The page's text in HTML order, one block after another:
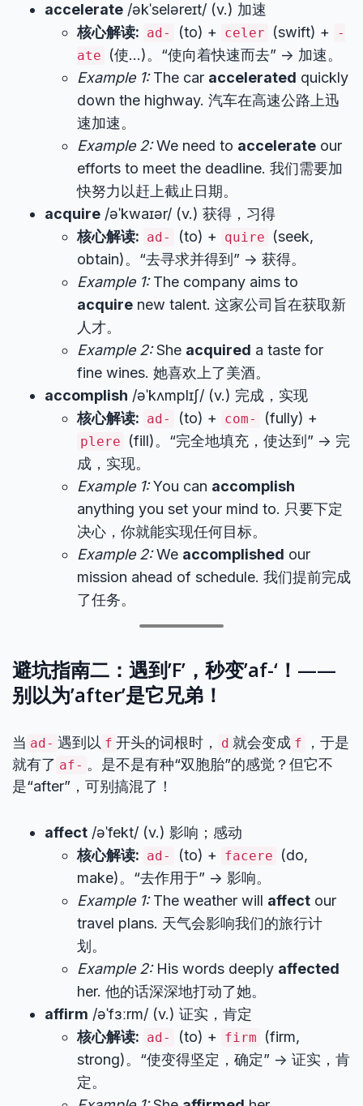
accelerate /əkˈseləreɪt/ (v.) 加速
核心解读: ad- (to) + celer (swift) +
-
ate
(使…)。“使向着快速而去” -> 加速。
Example 1:The car accelerated quickly
down the highway. 汽车在高速公路上迅
速加速。
Example 2:We need to accelerate our
efforts to meet the deadline. 我们需要加
快努力以赶上截止日期。
acquire /əˈkwaɪər/ (v.) 获得，习得
核心解读: ad- (to) + quire
(seek,
obtain)。“去寻求并得到” -> 获得。
Example 1:The company aims to
acquire new talent. 这家公司旨在获取新
人才。
Example 2:She acquired a taste for
fine wines. 她喜欢上了美酒。
accomplish /əˈkʌmplɪʃ/ (v.) 完成，实现
核心解读: ad- (to) + com- (fully) +
plere
(fill)。“完全地填充，使达到” -> 完
成，实现。
Example 1:You can accomplish
anything you set your mind to. 只要下定
决心，你就能实现任何目标。
Example 2:We accomplished our
mission ahead of schedule. 我们提前完成
了任务。
避坑指南二：遇到’F’，秒变’af-‘！——
别以为’after’是它兄弟！
当 ad- 遇到以 f 开头的词根时， d 就会变成 f
，于是
就有了 af- 。是不是有种“双胞胎”的感觉？但它不
是“after”，可别搞混了！
affect /əˈfekt/ (v.) 影响；感动
核心解读: ad- (to) + facere
(do,
make)。“去作用于” -> 影响。
Example 1:The weather will affect our
travel plans. 天气会影响我们的旅行计
划。
Example 2:His words deeply affected
her. 他的话深深地打动了她。
affirm /əˈfɜːrm/ (v.) 证实，肯定
核心解读: ad- (to) + firm
(firm,
strong)。“使变得坚定，确定” -> 证实，肯
定。